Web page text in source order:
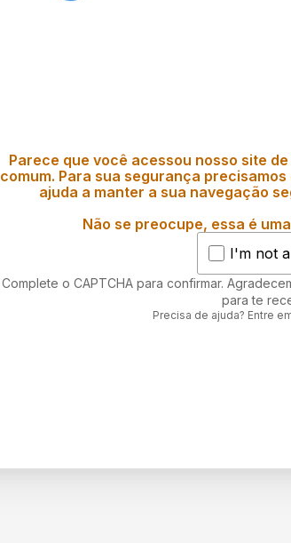
Parece que você acessou nosso site
comum. Para sua segurança
ajuda a manter a sua navegação
Não se preocupe, essa é
I'm not
Complete o CAPTCHA para confirmar.
para te
Precisa de ajuda? Entre